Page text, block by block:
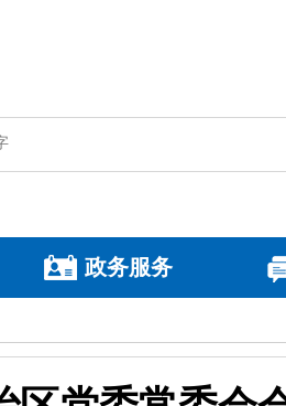
政务服务